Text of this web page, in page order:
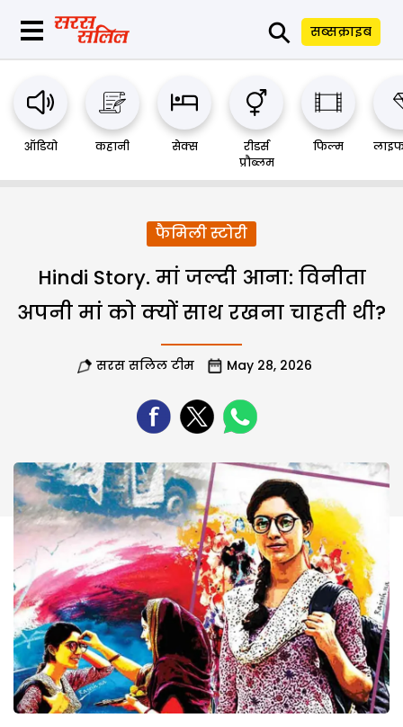
⚲ सब्सक्राइब
ऑडियो कहानी सेक्स
रीडर्स
प्रौब्लम
फिल्म
फैमिली स्टोरी
Hindi Story. मां जल्दी आना: विनीता
अपनी मां को क्यों साथ रखना चाहती थी?
सरस सलिल टीम May 28, 2026